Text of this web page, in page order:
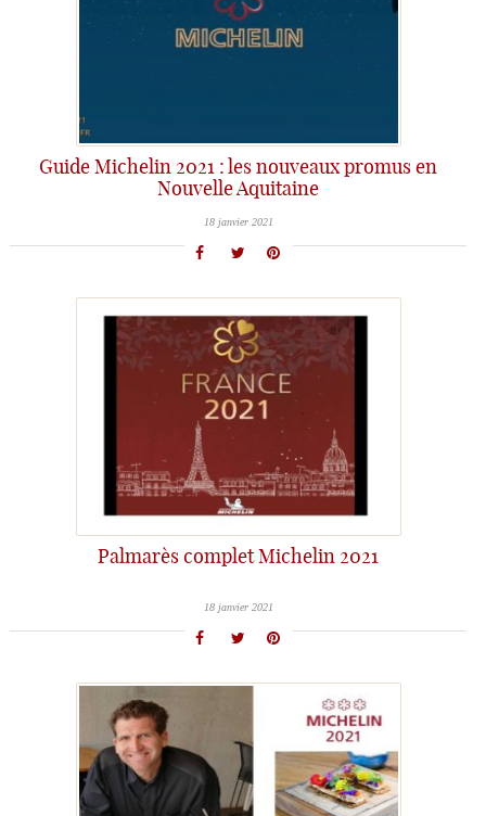
Guide Michelin 2021 : les nouveaux promus en
Nouvelle Aquitaine
18 janvier 2021
Palmarès complet Michelin 2021
18 janvier 2021